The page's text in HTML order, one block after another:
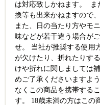
は対応致しかねます。 ま
換等も出来かねますので
また、日の当たり方やモ
味などが若干違う場合が
せ。 当社が推奨する使用
が欠けたり、折れたりす
けや折れに関しましては
めご了承くださいますよ
なくこの商品を携帯する
す。 18歳未満の方はこの